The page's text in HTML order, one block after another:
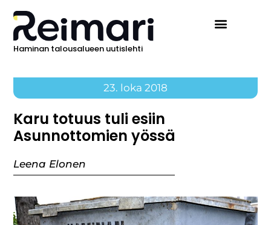
Haminan talousalueen uutislehti
23. loka 2018
Karu totuus tuli esiin
Asunnottomien yössä
Leena Elonen